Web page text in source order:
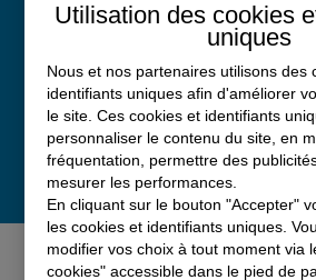
Avis Google
Derniers avis de nos
Utilisation des cookies
uniques
Nous et nos partenaires utilisons des
identifiants uniques afin d'améliorer
le site. Ces cookies et identifiants
personnaliser le contenu du site, en
fréquentation, permettre des
mesurer les performances.
En cliquant sur le bouton "Accepter"
les cookies et identifiants uniques.
modifier vos choix à tout moment via
cookies" accessible dans le pied de